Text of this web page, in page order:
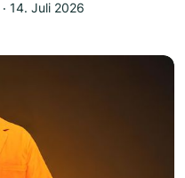
‧ 14. Juli 2026